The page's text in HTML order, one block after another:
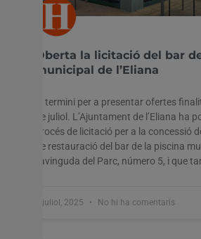
Oberta la licitació del bar
municipal de l’Eliana
El termini per a presentar ofertes
de juliol. L’Ajuntament de l’Eliana ha
procés de licitació per a la concessió
de restauració del bar de la piscina
l’avinguda del Parc, número 5, i que
9 juliol, 2025 No hi ha comentaris